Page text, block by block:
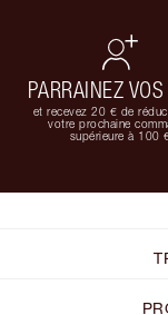
PARRAINEZ
et recevez 20 € de
votre prochaine
supérieure à 100